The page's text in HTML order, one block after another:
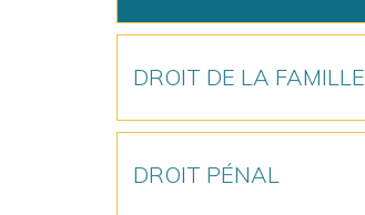
DROIT DE LA FAMILLE
DROIT PÉNAL